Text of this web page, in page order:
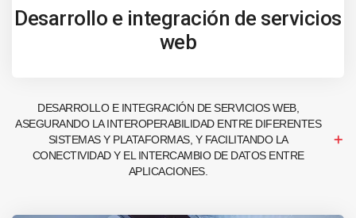
Desarrollo e integración de servicios
web
DESARROLLO E INTEGRACIÓN DE SERVICIOS WEB,
ASEGURANDO LA INTEROPERABILIDAD ENTRE DIFERENTES
SISTEMAS Y PLATAFORMAS, Y FACILITANDO LA
CONECTIVIDAD Y EL INTERCAMBIO DE DATOS ENTRE
APLICACIONES.